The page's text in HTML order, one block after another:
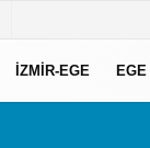
İZMIR-EGE EGE